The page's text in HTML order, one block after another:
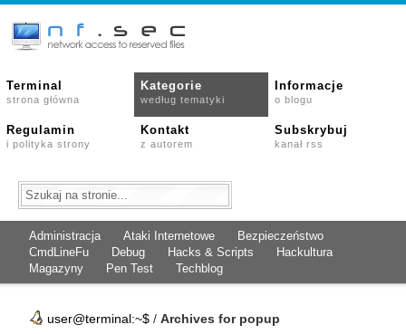
Terminal
strona główna
Kategorie
według tematyki
Informacje
o blogu
Regulamin
i polityka strony
Kontakt
z autorem
Subskrybuj
kanał rss
Administracja Ataki Internetowe
Bezpieczeństwo
CmdLineFu
Debug Hacks & Scripts
Hackultura
Magazyny
Pen Test Techblog
user@terminal:~$ / Archives for popup